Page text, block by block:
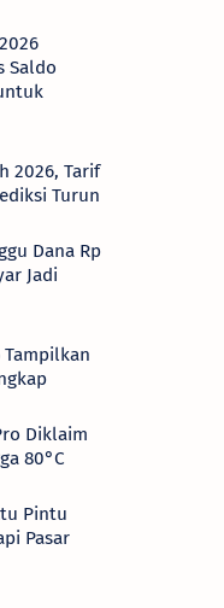
Saldo
2026, Tarif
Turun
Dana Rp
Jadi
Tampilkan
Diklaim
80°C
Pintu
Pasar